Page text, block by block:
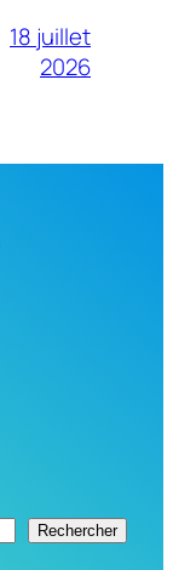
18 juillet
2026
Rechercher